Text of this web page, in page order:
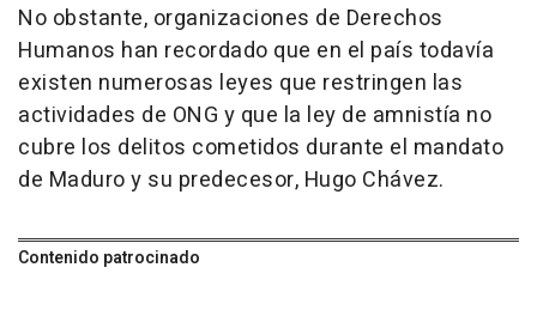
No obstante, organizaciones de Derechos
Humanos han recordado que en el país todavía
existen numerosas leyes que restringen las
actividades de ONG y que la ley de amnistía no
cubre los delitos cometidos durante el mandato
de Maduro y su predecesor, Hugo Chávez.
Contenido patrocinado